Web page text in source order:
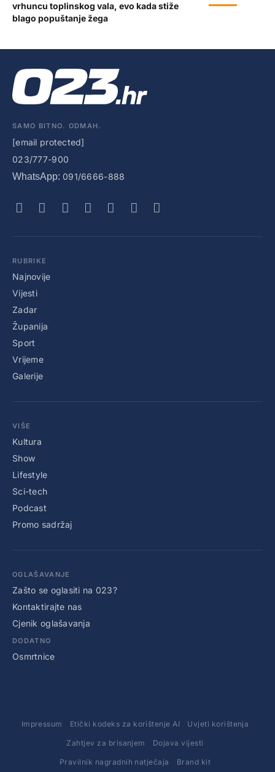
vrhuncu toplinskog vala, evo kada stiže
blago popuštanje žega
SAMO BITNO. ODMAH.
[email protected]
023/777-900
WhatsApp: 091/6666-888
RUBRIKE
Najnovije
Vijesti
Zadar
Županija
Sport
Vrijeme
Galerije
VIŠE
Kultura
Show
Lifestyle
Sci-tech
Podcast
Promo sadržaj
OGLAŠAVANJE
Zašto se oglasiti na 023?
Kontaktirajte nas
Cjenik oglašavanja
DODATNO
Osmrtnice
Impressum Etički kodeks za korištenje AI Uvjeti korištenja
Zahtjev za brisanjem Dojava vijesti
Pravilnik nagradnih natječaja Brand kit